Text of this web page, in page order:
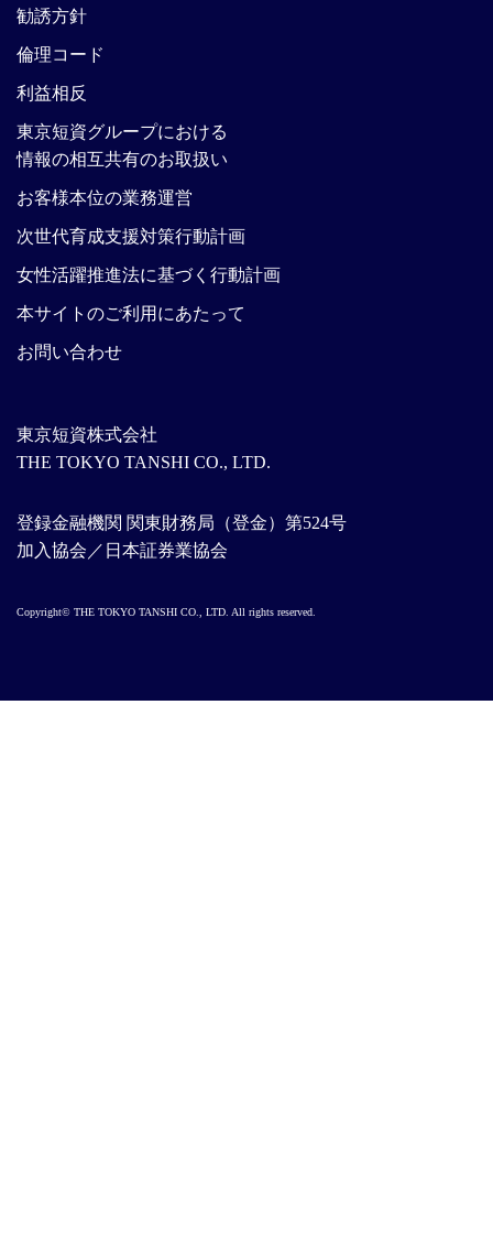
東京短資株式会社
THE TOKYO TANSHI CO., LTD.
登録金融機関 関東財務局（登金）第524号
加入協会／日本証券業協会
勧誘方針
倫理コード
利益相反
東京短資グループにおける
情報の相互共有のお取扱い
お客様本位の業務運営
次世代育成支援対策行動計画
女性活躍推進法に基づく行動計画
本サイトのご利用にあたって
お問い合わせ
Copyright© THE TOKYO TANSHI CO., LTD. All rights reserved.